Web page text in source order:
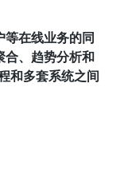
在线业务的同
合、趋势分析和
和多套系统之间